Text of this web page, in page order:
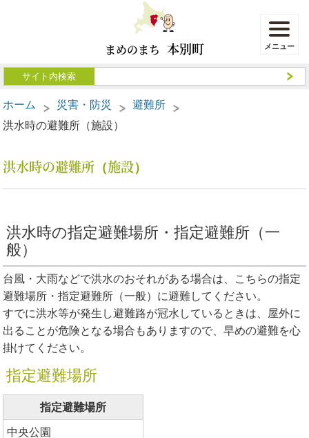
まめのまち 本別町
ホーム 災害・防災
避難所
洪水時の避難所（施設）
洪水時の避難所（施設）
洪水時の指定避難場所・指定避難所（一
般）
台風・大雨などで洪水のおそれがある場合は、こちらの指定
避難場所・指定避難所（一般）に避難してください。
すでに洪水等が発生し避難路が冠水しているときは、屋外に
出ることが危険となる場合もありますので、早めの避難を心
掛けてください。
指定避難場所
指定避難場所
中央公園